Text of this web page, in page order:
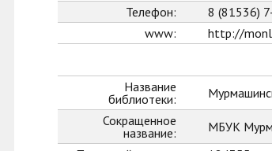
Телефон:
8 (81536)
www:
http://
Название
библиотеки:
Сокращенное
название:
МБУК